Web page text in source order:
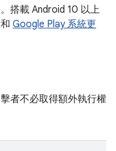
搭載 Android 10 以上
Google Play 系統更
者不必取得額外執行權